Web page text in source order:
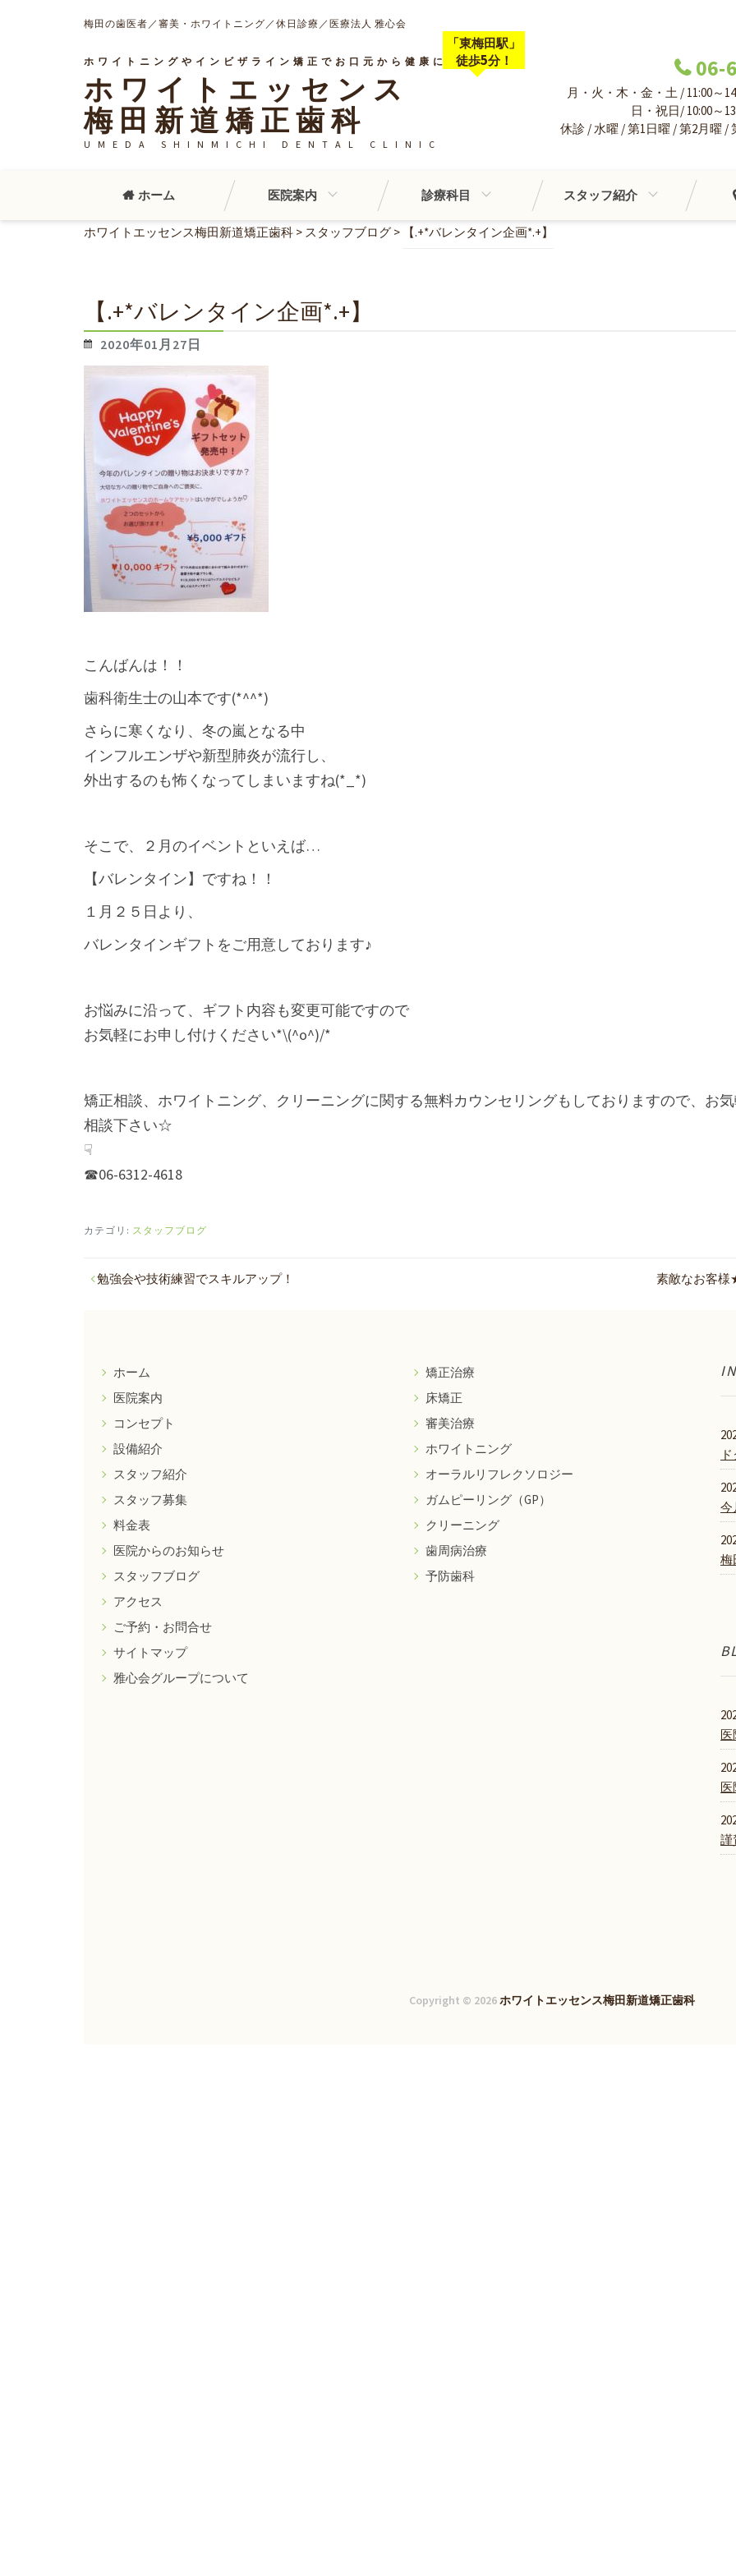
梅田の歯医者／審美・ホワイトニング／休日診療／医療法人 雅心会
ホワイトニングやインビザライン矯正でお口元から健康に
ホワイトエッセンス
梅田新道矯正歯科
UMEDA SHINMICHI DENTAL CLINIC
「東梅田駅」
徒歩5分！ 06-
月・火・木・金・土 / 11:00～
日・祝日/ 10:00～
休診 / 水曜 / 第1日曜 / 第2月曜 /
ホーム 医院案内 診療科目 スタッフ紹介
ホワイトエッセンス梅田新道矯正歯科 > スタッフブログ > 【.+*バレンタイン企画*.+】
【.+*バレンタイン企画*.+】
2020年01月27日
こんばんは！！
歯科衛生士の山本です(*^^*)
さらに寒くなり、冬の嵐となる中
インフルエンザや新型肺炎が流行し、
外出するのも怖くなってしまいますね(*_*)
そこで、２月のイベントといえば…
【バレンタイン】ですね！！
１月２５日より、
バレンタインギフトをご用意しております♪
お悩みに沿って、ギフト内容も変更可能ですので
お気軽にお申し付けください*\(^o^)/*
矯正相談、ホワイトニング、クリーニングに関する無料カウンセリングもしておりますので、お
相談下さい☆
☟
☎︎06-6312-4618
カテゴリ: スタッフブログ
投
ゲ
ー
シ
ョ
ン
勉強会や技術練習でスキルアップ！ 素敵なお客
ホーム
医院案内
コンセプト
設備紹介
スタッフ紹介
スタッフ募集
料金表
医院からのお知らせ
スタッフブログ
アクセス
ご予約・お問合せ
サイトマップ
雅心会グループについて
矯正治療
床矯正
審美治療
ホワイトニング
オーラルリフレクソロジー
ガムピーリング（GP）
クリーニング
歯周病治療
予防歯科
今
梅
謹
Copyright © 2026ホワイトエッセンス梅田新道矯正歯科